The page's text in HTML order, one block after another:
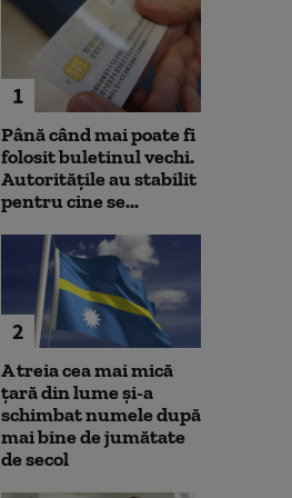
1
Până când mai poate fi
folosit buletinul vechi.
Autoritățile au stabilit
pentru cine se...
2
A treia cea mai mică
țară din lume și-a
schimbat numele după
mai bine de jumătate
de secol